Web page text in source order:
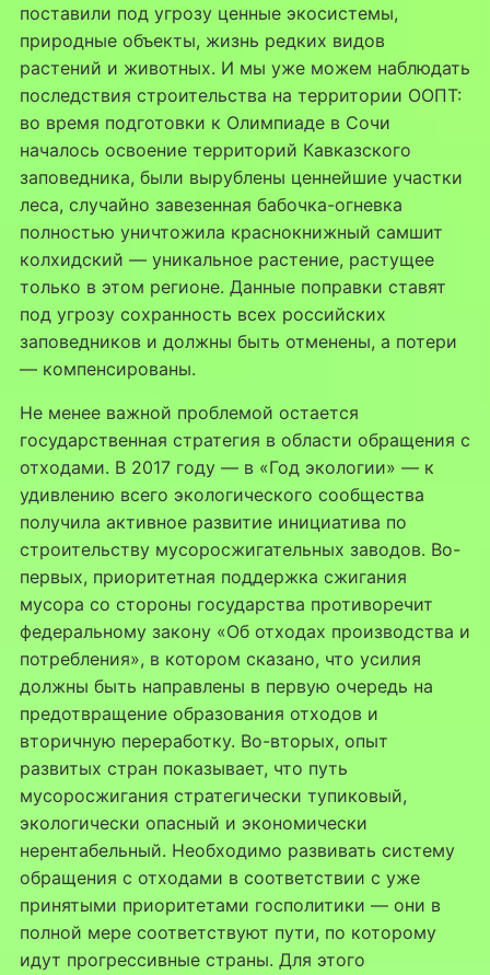
поставили под угрозу ценные экосистемы,
природные объекты, жизнь редких видов
растений и животных. И мы уже можем наблюдать
последствия строительства на территории ООПТ:
во время подготовки к Олимпиаде в Сочи
началось освоение территорий Кавказского
заповедника, были вырублены ценнейшие участки
леса, случайно завезенная бабочка-огневка
полностью уничтожила краснокнижный самшит
колхидский — уникальное растение, растущее
только в этом регионе. Данные поправки ставят
под угрозу сохранность всех российских
заповедников и должны быть отменены, а потери
— компенсированы.
Не менее важной проблемой остается
государственная стратегия в области обращения с
отходами. В 2017 году — в «Год экологии» — к
удивлению всего экологического сообщества
получила активное развитие инициатива по
строительству мусоросжигательных заводов. Во-
первых, приоритетная поддержка сжигания
мусора со стороны государства противоречит
федеральному закону «Об отходах производства и
потребления», в котором сказано, что усилия
должны быть направлены в первую очередь на
предотвращение образования отходов и
вторичную переработку. Во-вторых, опыт
развитых стран показывает, что путь
мусоросжигания стратегически тупиковый,
экологически опасный и экономически
нерентабельный. Необходимо развивать систему
обращения с отходами в соответствии с уже
принятыми приоритетами госполитики — они в
полной мере соответствуют пути, по которому
идут прогрессивные страны. Для этого